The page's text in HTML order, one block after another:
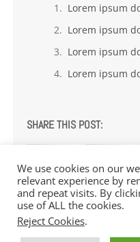
Lorem ipsum
Lorem ipsum
Lorem ipsum
Lorem ipsum
SHARE THIS POST:
Copyright Jack Pine
We use cookies on our
relevant experience by
and repeat visits. By
use of ALL the cookies.
Reject Cookies.